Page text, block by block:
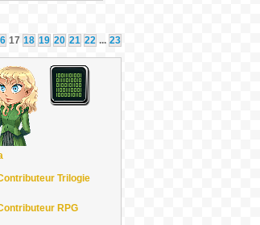
17 18 19 20 21 22 ... 23
Trilogie
RPG